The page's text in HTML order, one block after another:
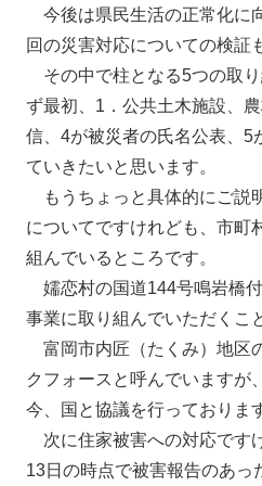
今後は県民生活の正常化に
回の災害対応についての検証
その中で柱となる5つの取り
ず最初、1．公共土木施設、
信、4が被災者の氏名公表、5
ていきたいと思います。
もうちょっと具体的にご説
についてですけれども、市町
組んでいるところです。
嬬恋村の国道144号鳴岩橋
事業に取り組んでいただくこ
富岡市内匠（たくみ）地区
クフォースと呼んでいますが
今、国と協議を行っておりま
次に住家被害への対応です
13日の時点で被害報告のあ